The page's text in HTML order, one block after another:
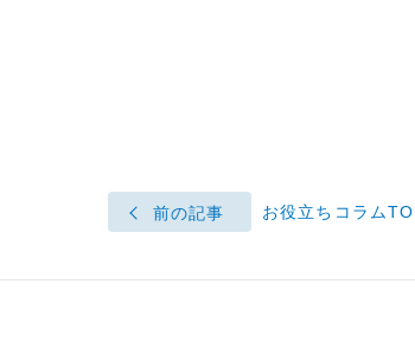
前の記事 お役立ちコラム